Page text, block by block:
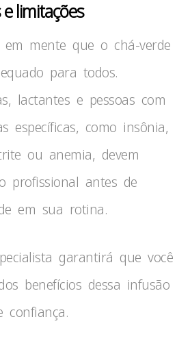
limitações
mente que o chá-verde
para todos.
lactantes e pessoas com
específicas, como insônia,
ou anemia, devem
profissional antes de
em sua rotina.
garantirá que você
benefícios dessa infusão
confiança.